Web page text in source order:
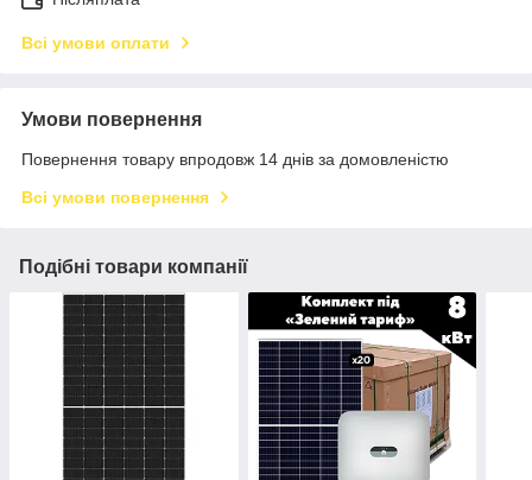
Всі умови оплати
Умови повернення
Повернення товару впродовж 14 днів за домовленістю
Всі умови повернення
Подібні товари компанії